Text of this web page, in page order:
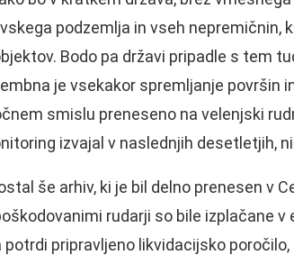
podzemlja in vseh nepremičnin,
Bodo pa državi pripadle s tem
je vsekakor spremljanje površin
smislu preneseno na velenjski
izvajal v naslednjih desetletjih,
še arhiv, ki je bil delno prenesen v
rudarji so bile izplačane v
pripravljeno likvidacijsko